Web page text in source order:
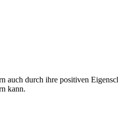
auch durch ihre positiven
kann.